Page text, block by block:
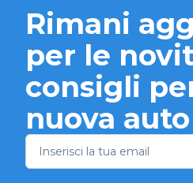
Rimani
per le
consigli
nuova auto